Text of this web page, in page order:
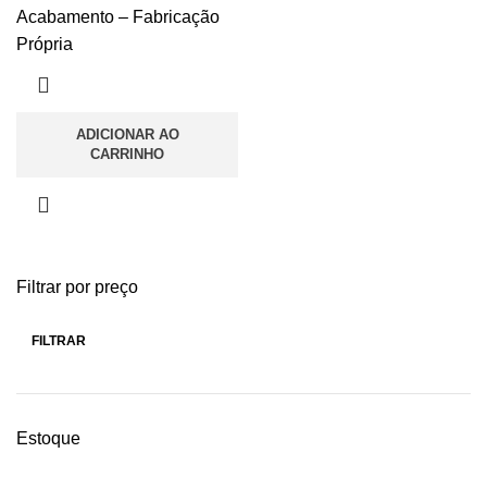
Filtrar por preço
FILTRAR
Estoque
Acabamento – Fabricação
Própria
ADICIONAR AO
CARRINHO